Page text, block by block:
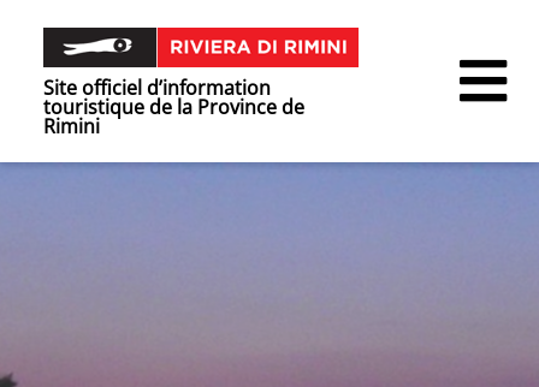
Site officiel d’information
touristique de la Province de
Rimini